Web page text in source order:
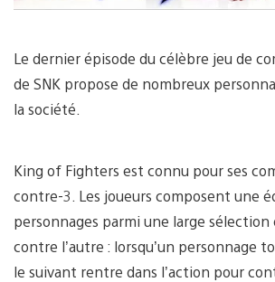
Le dernier épisode du célèbre jeu de
de SNK propose de nombreux
la société.
King of Fighters est connu pour ses
contre-3. Les joueurs composent une
personnages parmi une large sélection
contre l’autre : lorsqu’un personnage
le suivant rentre dans l’action pour